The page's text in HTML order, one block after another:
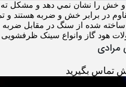
خش را نشان نمي دهد و مشكل ته
در برابر خش و ضربه هستند و
شده از سنگ در مقابل ضربه
هود گاز وانواع سینک
تماس بگیرید